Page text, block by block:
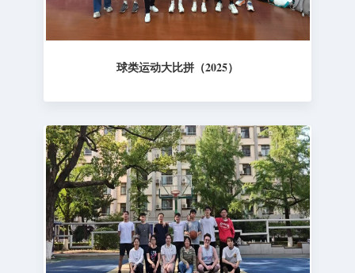
球类运动大比拼（2025）